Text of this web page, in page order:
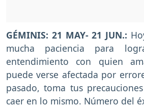
GÉMINIS: 21 MAY- 21 JUN.:
mucha paciencia para
entendimiento con quien
puede verse afectada por
pasado, toma tus
caer en lo mismo. Número del